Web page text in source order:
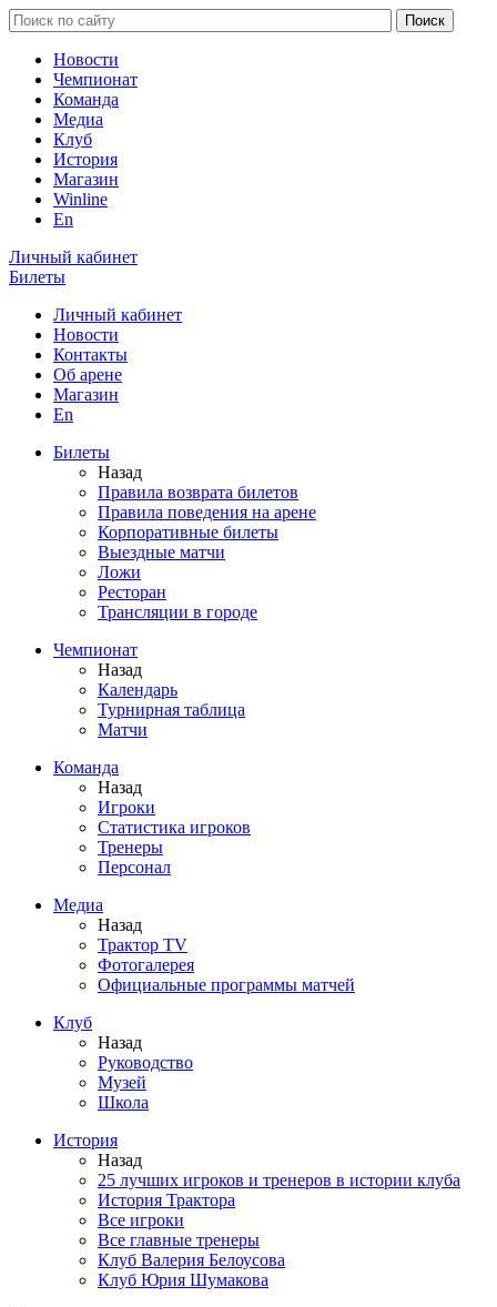
Новости
Чемпионат
Команда
Медиа
Клуб
История
Магазин
Winline
En
Личный кабинет
Билеты
Личный кабинет
Новости
Контакты
Об арене
Магазин
En
Билеты
Назад
Правила возврата билетов
Правила поведения на арене
Корпоративные билеты
Выездные матчи
Ложи
Ресторан
Трансляции в городе
Чемпионат
Назад
Календарь
Турнирная таблица
Матчи
Команда
Назад
Игроки
Статистика игроков
Тренеры
Персонал
Медиа
Назад
Трактор TV
Фотогалерея
Официальные программы матчей
Клуб
Назад
Руководство
Музей
Школа
История
Назад
25 лучших игроков и тренеров в истории клуба
История Трактора
Все игроки
Все главные тренеры
Клуб Валерия Белоусова
Клуб Юрия Шумакова